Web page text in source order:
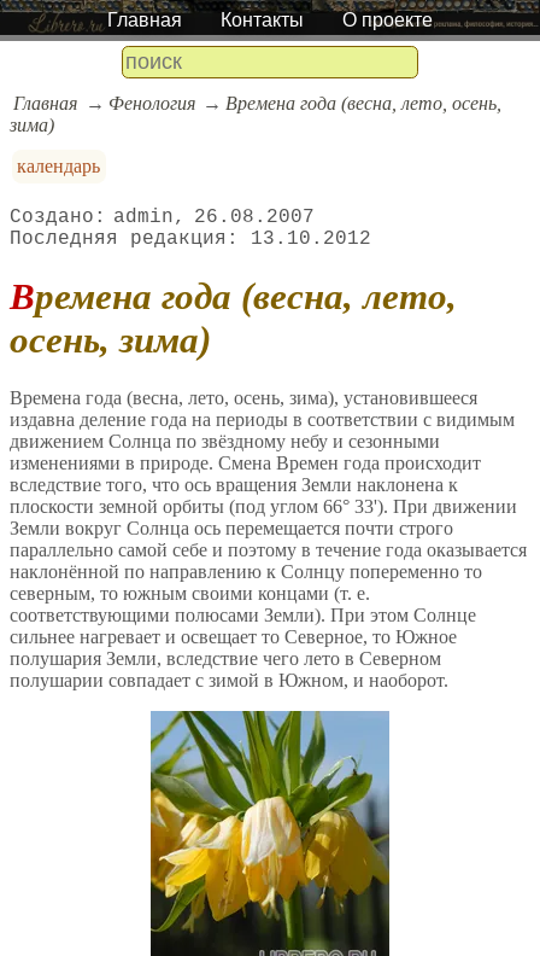
Главная Контакты О проекте
Главная Фенология
Времена года (весна, лето, осень,
зима)
календарь
admin
26.08.2007
13.10.2012
Времена года (весна, лето,
осень, зима)
Времена года (весна, лето, осень, зима), установившееся
издавна деление года на периоды в соответствии с видимым
движением Солнца по звёздному небу и сезонными
изменениями в природе. Смена Времен года происходит
вследствие того, что ось вращения Земли наклонена к
плоскости земной орбиты (под углом 66° 33'). При движении
Земли вокруг Солнца ось перемещается почти строго
параллельно самой себе и поэтому в течение года оказывается
наклонённой по направлению к Солнцу попеременно то
северным, то южным своими концами (т. е.
соответствующими полюсами Земли). При этом Солнце
сильнее нагревает и освещает то Северное, то Южное
полушария Земли, вследствие чего лето в Северном
полушарии совпадает с зимой в Южном, и наоборот.